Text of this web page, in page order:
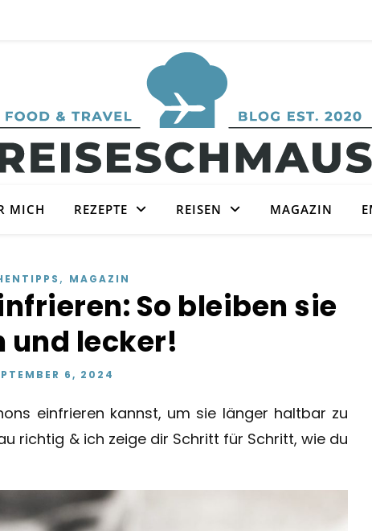
MICH REZEPTE REISEN MAGAZIN
, MAGAZIN
So bleiben sie
und lecker!
6, 2024
einfrieren kannst, um sie länger haltbar zu
richtig & ich zeige dir Schritt für Schritt, wie du